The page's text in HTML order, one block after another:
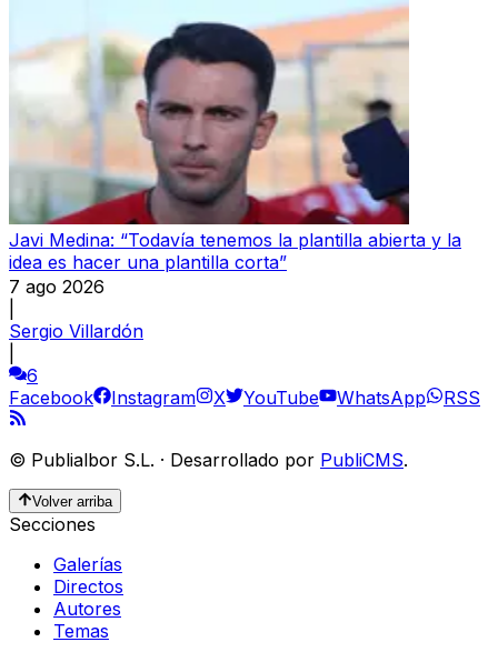
Javi Medina: “Todavía tenemos la plantilla abierta y la
idea es hacer una plantilla corta”
7 ago 2026
Sergio Villardón
6
Facebook
Instagram X YouTube WhatsApp RSS
© Publialbor S.L. · Desarrollado por PubliCMS.
Volver arriba
Secciones
Galerías
Directos
Autores
Temas